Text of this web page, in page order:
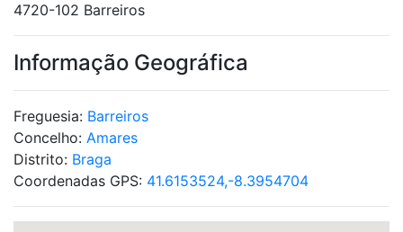
4720-102 Barreiros
Informação Geográfica
Freguesia: Barreiros
Concelho: Amares
Distrito: Braga
Coordenadas GPS: 41.6153524,-8.3954704